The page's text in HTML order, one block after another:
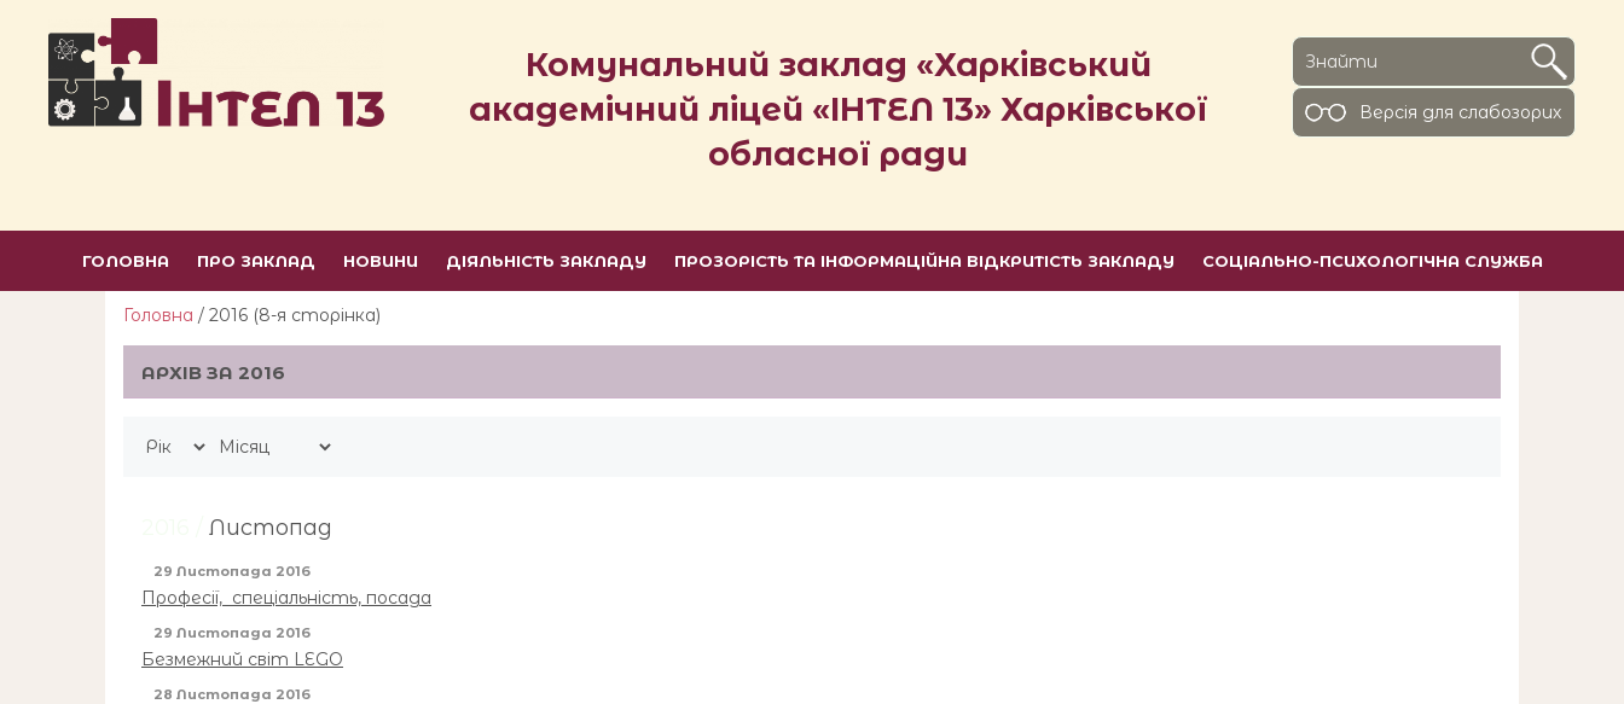
Комунальний заклад «Харківський
академічний ліцей «ІНТЕЛ 13» Харківської
обласної ради
Версiя для слабозорих
ГОЛОВНА ПРО ЗАКЛАД НОВИНИ ДІЯЛЬНІСТЬ ЗАКЛАДУ ПРОЗОРІСТЬ ТА ІНФОРМАЦІЙНА ВІДКРИТІСТЬ ЗАКЛАДУ СОЦІАЛЬНО-ПСИХОЛОГІЧНА СЛУЖБА
Головна / 2016 (8-я сторiнка)
АРХІВ ЗА 2016
Листопад
29 Листопада 2016
Професії, спеціальність, посада
29 Листопада 2016
Безмежний світ LEGO
28 Листопада 2016